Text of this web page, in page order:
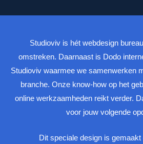
Studioviv is hét webdesign
omstreken. Daarnaast is Dodo
Studioviv waarmee we samenwerken
branche. Onze know-how op het
online werkzaamheden reikt verder.
voor jouw volgende
Dit speciale design is